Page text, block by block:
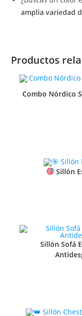
amplia variedad
Productos
Combo Nórdico
Sillón
Sillón Sofá